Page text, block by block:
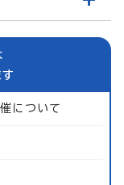
について